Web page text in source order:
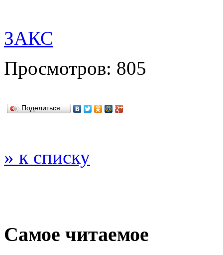
ЗАКС
Просмотров: 805
Поделиться…
» к списку
Самое читаемое